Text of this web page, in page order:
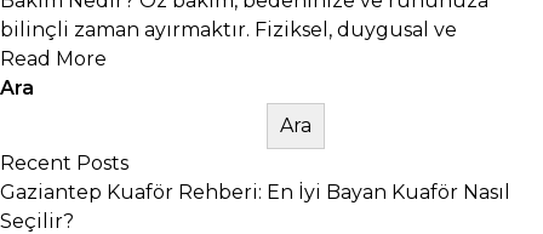
bilinçli zaman ayırmaktır. Fiziksel, duygusal ve
Read More
Ara
Ara
Recent Posts
Gaziantep Kuaför Rehberi: En İyi Bayan Kuaför Nasıl
Seçilir?